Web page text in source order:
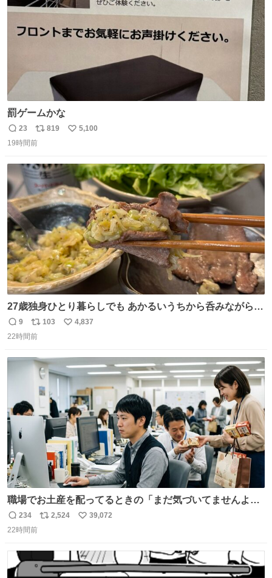
罰ゲームかな
返
信
23
リ
ポ
ト
数
819
い
数
5,100
19時間前
27歳独身ひとり暮らしでも あかるいうちから呑みながらキ
返
信
9
リ
ポ
ト
103
い
数
4,837
22時間前
職場でお土産を配ってるときの「まだ気づいてませんよ」
的な演技が毎回シンドい。
返
信
234
リ
ト
数
2,524
い
数
39,072
22時間前